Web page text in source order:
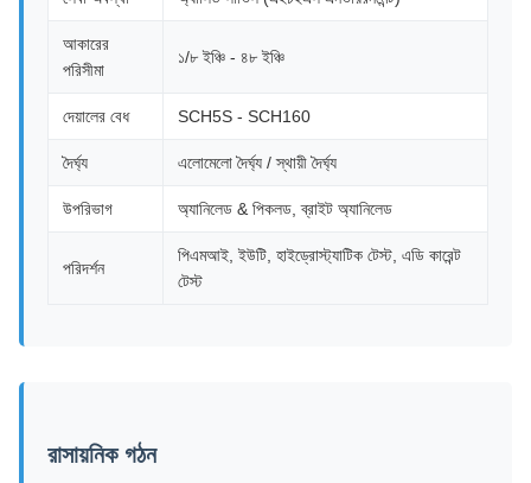
আকারের
পরিসীমা
১/৮ ইঞ্চি - ৪৮ ইঞ্চি
দেয়ালের বেধ SCH5S - SCH160
দৈর্ঘ্য এলোমেলো দৈর্ঘ্য / স্থায়ী দৈর্ঘ্য
উপরিভাগ অ্যানিলেড & পিকলড, ব্রাইট অ্যানিলেড
পরিদর্শন
পিএমআই, ইউটি, হাইড্রোস্ট্যাটিক টেস্ট, এডি কারেন্ট
টেস্ট
রাসায়নিক গঠন